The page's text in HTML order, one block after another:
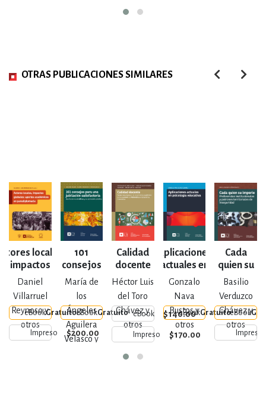
OTRAS PUBLICACIONES SIMILARES
locales,
impactos
globales:
aportes
Daniel
Villarruel
Reynoso y
otros
eBookGratuito
Impreso $200.00
101
consejos
para una
jubilación
satisfactoria
María de
los
Ángeles
Aguilera
Velasco y
eBookGratuito
Calidad
docente
Héctor Luis
del Toro
Chávez y
otros
eBook $140.00
Impreso $170.00
Aplicaciones
actuales en
psicología
educativa
Gonzalo
Nava
Bustos y
otros
eBookGratuito
Cada
quien su
imperio
Basilio
Verduzco
Chávez y
otros
eBook
Impreso